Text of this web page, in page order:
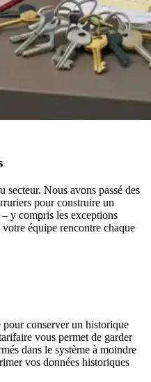
secteur. Nous avons passé des
pour construire un
y compris les exceptions
équipe rencontre chaque
pour conserver un historique
vous permet de garder
dans le système à moindre
vos données historiques